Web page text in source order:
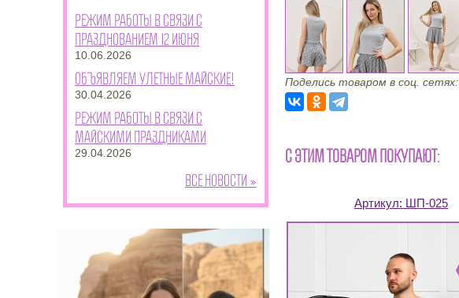
Режим работы в связи с
празднованием 12 июня
10.06.2026
Объявляем улетные майские!
30.04.2026
Режим работы в связи с
майскими праздниками
29.04.2026
Все новости »
Поделись товаром в соц. сетях:
С ЭТИМ ТОВАРОМ ПОКУПАЮТ:
Артикул: ШП-025